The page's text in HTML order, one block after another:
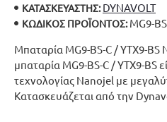
Μπαταρία MG9-BS-C / YTX9-
μπαταρία MG9-BS-C / YTX9-BS
τεχνολογίας Nanojel με
Κατασκευάζεται από την
ΚΑΤΑΣΚΕΥΑΣΤΉΣ: DYNAVOLT
ΚΩΔΙΚΌΣ ΠΡΟΪΌΝΤΟΣ: MG9-